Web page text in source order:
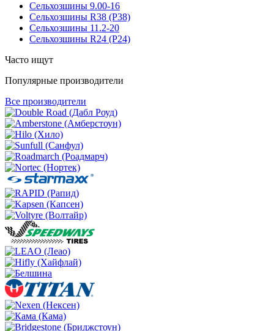
Сельхозшины 9.00-16
Сельхозшины R38 (Р38)
Сельхозшины 11.2-20
Сельхозшины R24 (Р24)
Часто ищут
Популярные производители
Все производители